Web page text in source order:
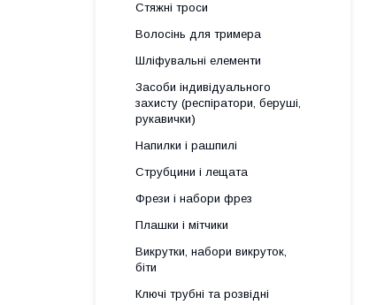
Стяжні троси
Волосінь для тримера
Шліфувальні елементи
Засоби індивідуального
захисту (респіратори, беруші,
рукавички)
Напилки і рашпилі
Струбцини і лещата
Фрези і набори фрез
Плашки і мітчики
Викрутки, набори викруток,
біти
Ключі трубні та розвідні